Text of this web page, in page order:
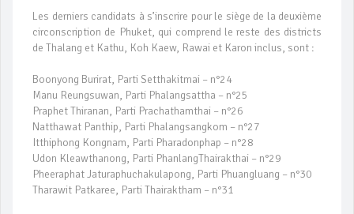
Les derniers candidats à s’inscrire pour le siège de la deuxième
circonscription de Phuket, qui comprend le reste des districts
de Thalang et Kathu, Koh Kaew, Rawai et Karon inclus, sont :
Boonyong Burirat, Parti Setthakitmai – n°24
Manu Reungsuwan, Parti Phalangsattha – n°25
Praphet Thiranan, Parti Prachathamthai – n°26
Natthawat Panthip, Parti Phalangsangkom – n°27
Itthiphong Kongnam, Parti Pharadonphap – n°28
Udon Kleawthanong, Parti PhanlangThairakthai – n°29
Pheeraphat Jaturaphuchakulapong, Parti Phuangluang – n°30
Tharawit Patkaree, Parti Thairaktham – n°31